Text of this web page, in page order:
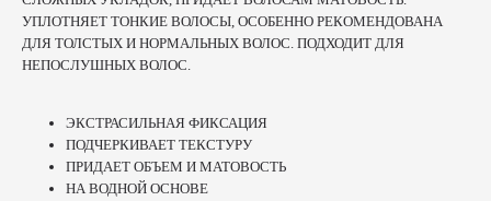
УПЛОТНЯЕТ ТОНКИЕ ВОЛОСЫ, ОСОБЕННО РЕКОМЕНДОВАНА
ДЛЯ ТОЛСТЫХ И НОРМАЛЬНЫХ ВОЛОС. ПОДХОДИТ ДЛЯ
НЕПОСЛУШНЫХ ВОЛОС.
ЭКСТРАСИЛЬНАЯ ФИКСАЦИЯ
ПОДЧЕРКИВАЕТ ТЕКСТУРУ
ПРИДАЕТ ОБЪЕМ И МАТОВОСТЬ
НА ВОДНОЙ ОСНОВЕ